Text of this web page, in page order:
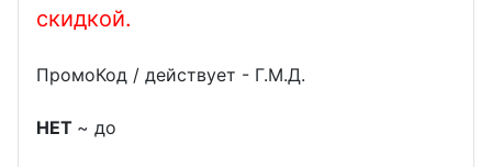
скидкой.
ПромоКод / действует - Г.М.Д.
НЕТ ~ до